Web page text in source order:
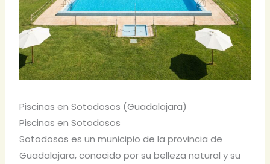
Piscinas en Sotodosos (Guadalajara)
Piscinas en Sotodosos
Sotodosos es un municipio de la provincia de
Guadalajara, conocido por su belleza natural y su